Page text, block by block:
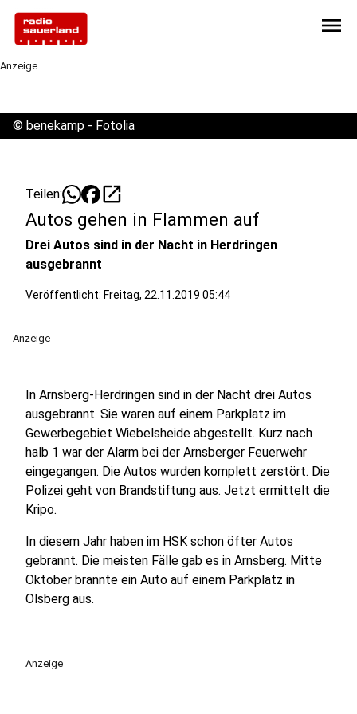
menu
Anzeige
© benekamp - Fotolia
Teilen: open_in_new
Autos gehen in Flammen auf
Drei Autos sind in der Nacht in Herdringen
ausgebrannt
Veröffentlicht: Freitag, 22.11.2019 05:44
Anzeige
In Arnsberg-Herdringen sind in der Nacht drei Autos
ausgebrannt. Sie waren auf einem Parkplatz im
Gewerbegebiet Wiebelsheide abgestellt. Kurz nach
halb 1 war der Alarm bei der Arnsberger Feuerwehr
eingegangen. Die Autos wurden komplett zerstört. Die
Polizei geht von Brandstiftung aus. Jetzt ermittelt die
Kripo.
In diesem Jahr haben im HSK schon öfter Autos
gebrannt. Die meisten Fälle gab es in Arnsberg. Mitte
Oktober brannte ein Auto auf einem Parkplatz in
Olsberg aus.
Anzeige